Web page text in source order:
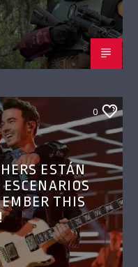
0
ESTÁN
ESCENARIOS
THIS